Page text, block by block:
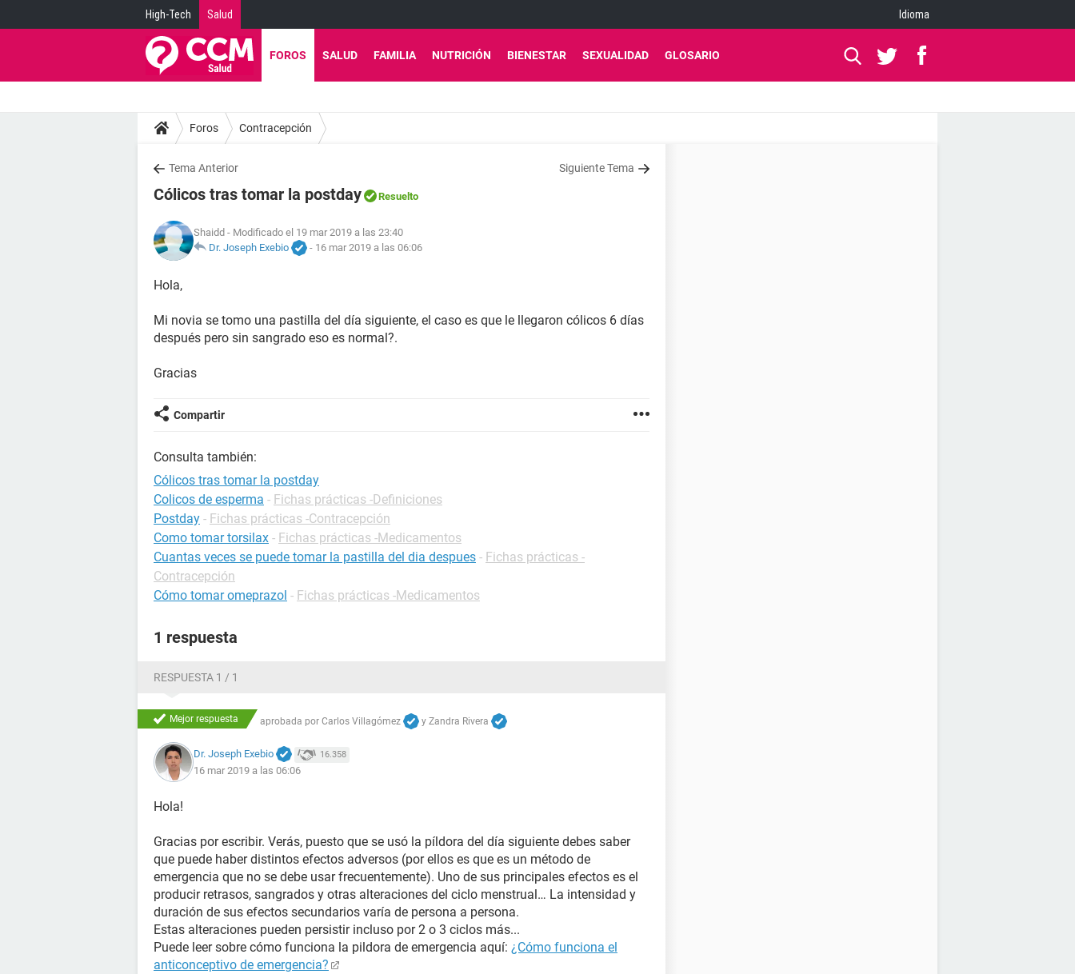
High-Tech Salud Idioma
FOROS SALUD FAMILIA NUTRICIÓN BIENESTAR SEXUALIDAD GLOSARIO
Foros Contracepción
Tema Anterior Siguiente Tema
Cólicos tras tomar la postday Resuelto
Shaidd - Modificado el 19 mar 2019 a las 23:40
Dr. Joseph Exebio
- 16 mar 2019 a las 06:06
Hola,
Mi novia se tomo una pastilla del día siguiente, el caso es que le llegaron cólicos 6 días
después pero sin sangrado eso es normal?.
Gracias
Compartir
Consulta también:
Cólicos tras tomar la postday
Colicos de esperma - Fichas prácticas -Definiciones
Postday - Fichas prácticas -Contracepción
Como tomar torsilax - Fichas prácticas -Medicamentos
Cuantas veces se puede tomar la pastilla del dia despues - Fichas prácticas -
Contracepción
Cómo tomar omeprazol - Fichas prácticas -Medicamentos
1 respuesta
RESPUESTA 1 / 1
Mejor respuesta aprobada por Carlos Villagómez y Zandra Rivera
Dr. Joseph Exebio 16.358
16 mar 2019 a las 06:06
Hola!
Gracias por escribir. Verás, puesto que se usó la píldora del día siguiente debes saber
que puede haber distintos efectos adversos (por ellos es que es un método de
emergencia que no se debe usar frecuentemente). Uno de sus principales efectos es el
producir retrasos, sangrados y otras alteraciones del ciclo menstrual… La intensidad y
duración de sus efectos secundarios varía de persona a persona.
Estas alteraciones pueden persistir incluso por 2 o 3 ciclos más...
Puede leer sobre cómo funciona la pildora de emergencia aquí: ¿Cómo funciona el
anticonceptivo de emergencia?